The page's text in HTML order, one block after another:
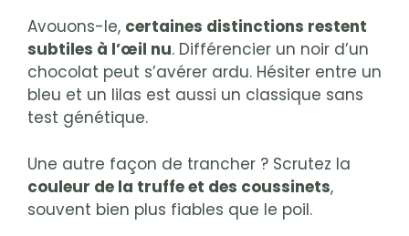
Avouons-le, certaines distinctions restent
subtiles à l’œil nu. Différencier un noir d’un
chocolat peut s’avérer ardu. Hésiter entre un
bleu et un lilas est aussi un classique sans
test génétique.
Une autre façon de trancher ? Scrutez la
couleur de la truffe et des coussinets,
souvent bien plus fiables que le poil.